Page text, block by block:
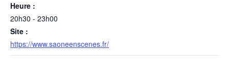
Heure :
20h30 - 23h00
Site :
https://www.saoneenscenes.fr/